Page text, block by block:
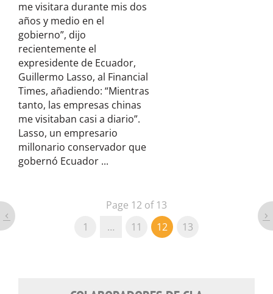
me visitara durante mis dos
años y medio en el
gobierno”, dijo
recientemente el
expresidente de Ecuador,
Guillermo Lasso, al Financial
Times, añadiendo: “Mientras
tanto, las empresas chinas
me visitaban casi a diario”.
Lasso, un empresario
millonario conservador que
gobernó Ecuador ...
Page 12 of 13
1
… 11 12 13